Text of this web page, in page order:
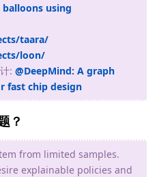
using
taara/
loon/
: @DeepMind: A graph
fast chip design
？
from limited samples.
explainable policies and